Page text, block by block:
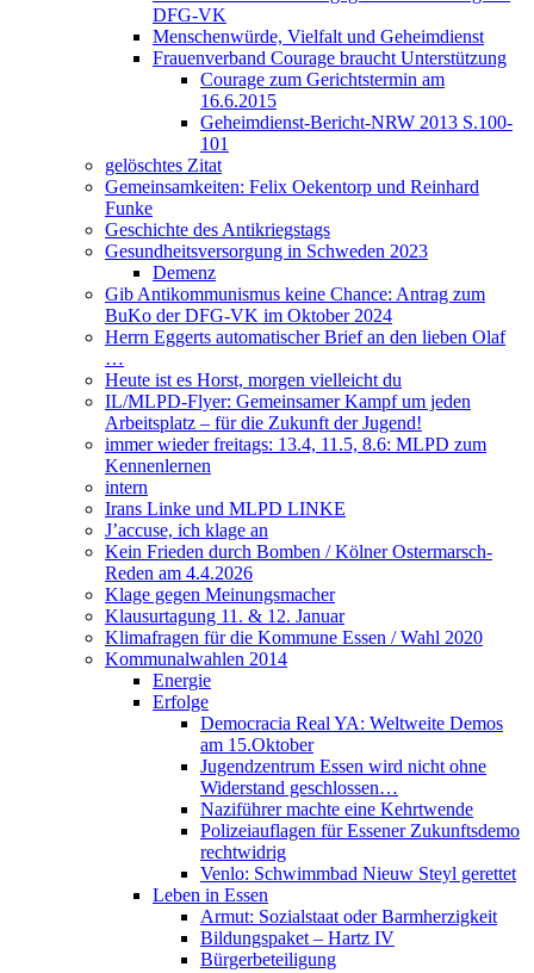
DFG-VK
Menschenwürde, Vielfalt und Geheimdienst
Frauenverband Courage braucht Unterstützung
Courage zum Gerichtstermin am
16.6.2015
Geheimdienst-Bericht-NRW 2013 S.100-
101
gelöschtes Zitat
Gemeinsamkeiten: Felix Oekentorp und Reinhard
Funke
Geschichte des Antikriegstags
Gesundheitsversorgung in Schweden 2023
Demenz
Gib Antikommunismus keine Chance: Antrag zum
BuKo der DFG-VK im Oktober 2024
Herrn Eggerts automatischer Brief an den lieben Olaf
…
Heute ist es Horst, morgen vielleicht du
IL/MLPD-Flyer: Gemeinsamer Kampf um jeden
Arbeitsplatz – für die Zukunft der Jugend!
immer wieder freitags: 13.4, 11.5, 8.6: MLPD zum
Kennenlernen
intern
Irans Linke und MLPD LINKE
J’accuse, ich klage an
Kein Frieden durch Bomben / Kölner Ostermarsch-
Reden am 4.4.2026
Klage gegen Meinungsmacher
Klausurtagung 11. & 12. Januar
Klimafragen für die Kommune Essen / Wahl 2020
Kommunalwahlen 2014
Energie
Erfolge
Democracia Real YA: Weltweite Demos
am 15.Oktober
Jugendzentrum Essen wird nicht ohne
Widerstand geschlossen…
Naziführer machte eine Kehrtwende
Polizeiauflagen für Essener Zukunftsdemo
rechtwidrig
Venlo: Schwimmbad Nieuw Steyl gerettet
Leben in Essen
Armut: Sozialstaat oder Barmherzigkeit
Bildungspaket – Hartz IV
Bürgerbeteiligung